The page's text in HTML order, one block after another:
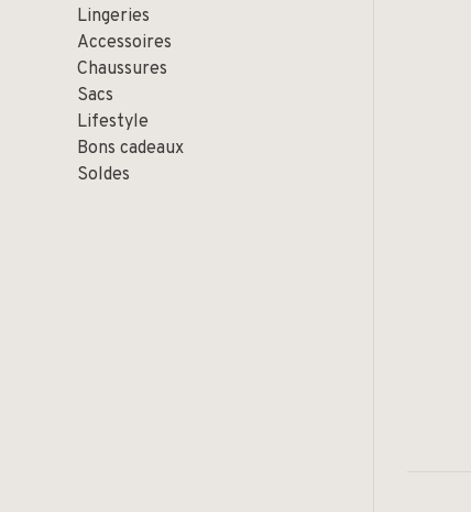
Lingeries
Accessoires
Chaussures
Sacs
Lifestyle
Bons cadeaux
Soldes